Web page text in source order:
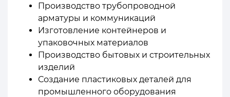
Производство трубопроводной
арматуры и коммуникаций
Изготовление контейнеров и
упаковочных материалов
Производство бытовых и строительных
изделий
Создание пластиковых деталей для
промышленного оборудования